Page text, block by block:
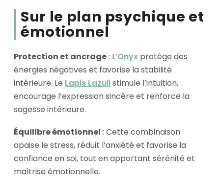
Sur le plan psychique et
émotionnel
Protection et ancrage: L’Onyx protège des
énergies négatives et favorise la stabilité
intérieure. Le Lapis Lazulistimule l’intuition,
encourage l’expression sincère et renforce la
sagesse intérieure.
Équilibre émotionnel : Cette combinaison
apaise le stress, réduit l’anxiété et favorise la
confiance en soi, tout en apportant sérénité et
maîtrise émotionnelle.